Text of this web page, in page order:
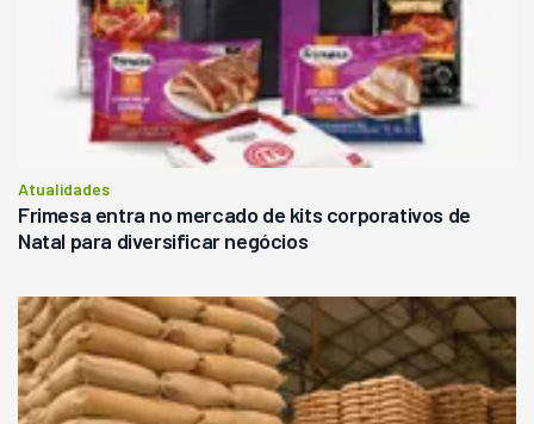
Atualidades
Frimesa entra no mercado de kits corporativos de
Natal para diversificar negócios